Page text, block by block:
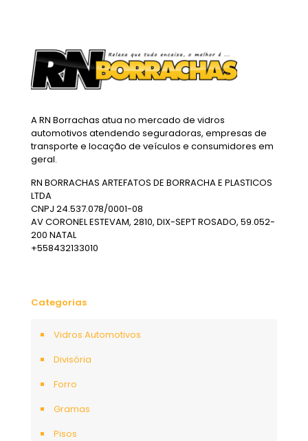
A RN Borrachas atua no mercado de vidros
automotivos atendendo seguradoras, empresas de
transporte e locação de veículos e consumidores em
geral.
RN BORRACHAS ARTEFATOS DE BORRACHA E PLASTICOS
LTDA
CNPJ 24.537.078/0001-08
AV CORONEL ESTEVAM, 2810, DIX-SEPT ROSADO, 59.052-
200 NATAL
+558432133010
Categorias
Vidros Automotivos
Divisória
Forro
Gramas
Pisos